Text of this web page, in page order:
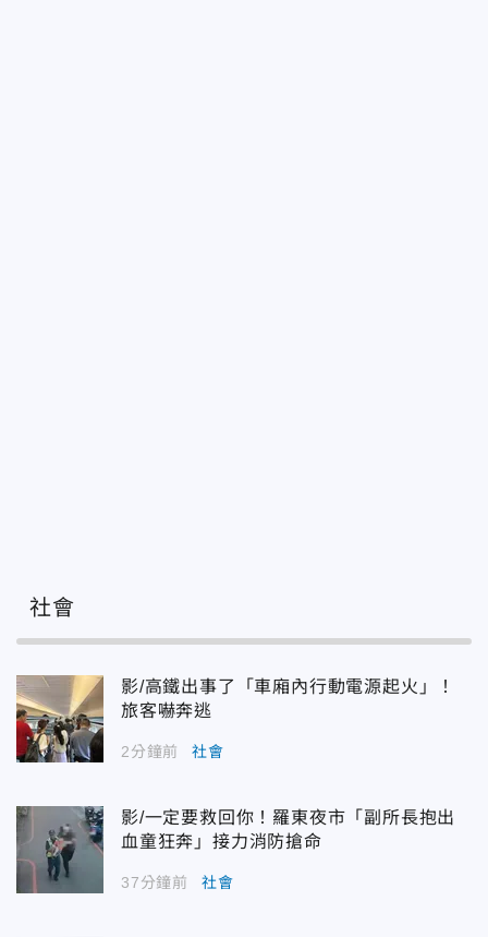
社會
影/高鐵出事了「車廂內行動電源起火」！
旅客嚇奔逃
2分鐘前 社會
影/一定要救回你！羅東夜市「副所長抱出
血童狂奔」接力消防搶命
37分鐘前 社會